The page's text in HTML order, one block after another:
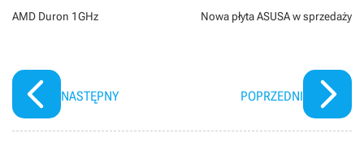
AMD Duron 1GHz
NASTĘPNY
Nowa płyta ASUSA w sprzedaży
POPRZEDNI